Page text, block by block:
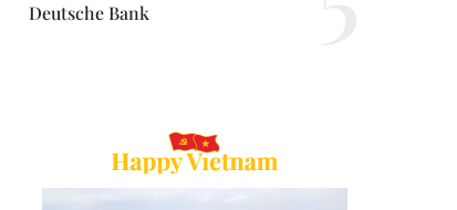
Deutsche Bank